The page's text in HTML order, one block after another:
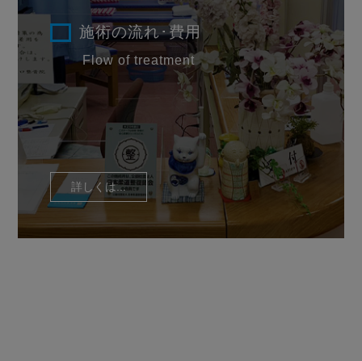
施術の流れ･費用
Flow of treatment
詳しくは...